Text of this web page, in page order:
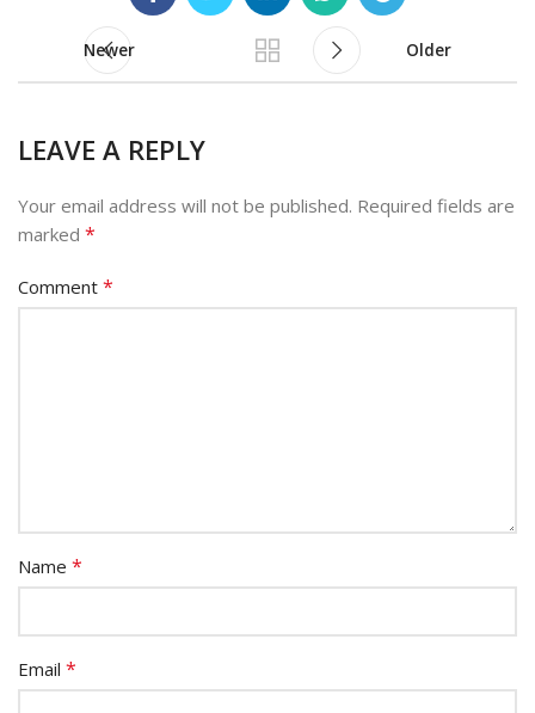
Newer Older
LEAVE A REPLY
Your email address will not be published. Required fields are
marked *
Comment *
Name *
Email *